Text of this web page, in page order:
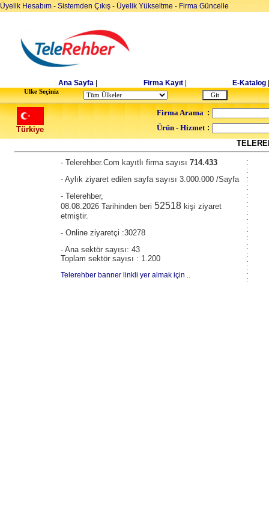
Üyelik Hesabım - Sistemden Çıkış - Üyelik Yükseltme - Firma Güncelle
Ana Sayfa Firma Kayıt E-Katalog
Ulke Seçiniz
Türkiye
Firma Arama :
Ürün - Hizmet :
- Telerehber.Com kayıtlı firma sayısı 714.433
- Aylık ziyaret edilen sayfa sayısı 3.000.000 /Sayfa
- Telerehber,
08.08.2026 Tarihinden beri 52518 kişi ziyaret
etmiştir.
- Online ziyaretçi :30278
- Ana sektör sayısı: 43
Toplam sektör sayısı : 1.200
Telerehber banner linkli yer almak için ..
:
:
:
:
:
:
:
:
:
:
:
:
:
:
: